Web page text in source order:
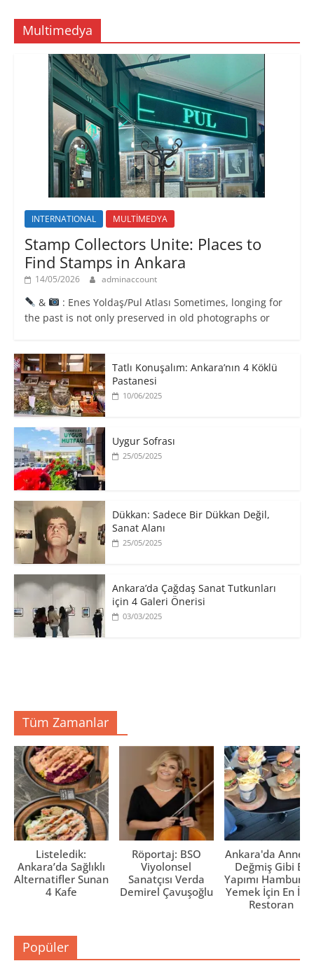
Multimedya
INTERNATIONAL MULTİMEDYA
Stamp Collectors Unite: Places to
Find Stamps in Ankara
14/05/2026 adminaccount
&
: Enes Yoldaş/Pul Atlası Sometimes, longing for
the past is not only preserved in old photographs or
Tatlı Konuşalım: Ankara’nın 4 Köklü
Pastanesi
10/06/2025
Uygur Sofrası
25/05/2025
​Dükkan: Sadece Bir Dükkan Değil,
Sanat Alanı
25/05/2025
Ankara’da Çağdaş Sanat Tutkunları
için 4 Galeri Önerisi
03/03/2025
Tüm Zamanlar
Listeledik:
Ankara’da Sağlıklı
Alternatifler Sunan
4 Kafe
Röportaj: BSO
Viyolonsel
Sanatçısı Verda
Demirel Çavuşoğlu
Ankara'da Anne
Değmiş Gibi Ev
Yapımı
Yemek İçin En İyi
Restoran
Popüler